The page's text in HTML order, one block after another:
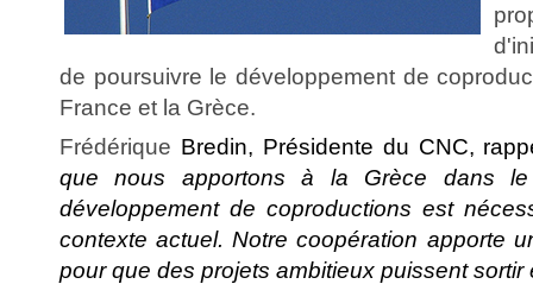
de poursuivre le développement de
France et la Grèce.
Frédérique Bredin, Présidente du CNC,
que nous apportons à la Grèce dans
développement de coproductions est
contexte actuel. Notre coopération apporte
pour que des projets ambitieux puissent sortir